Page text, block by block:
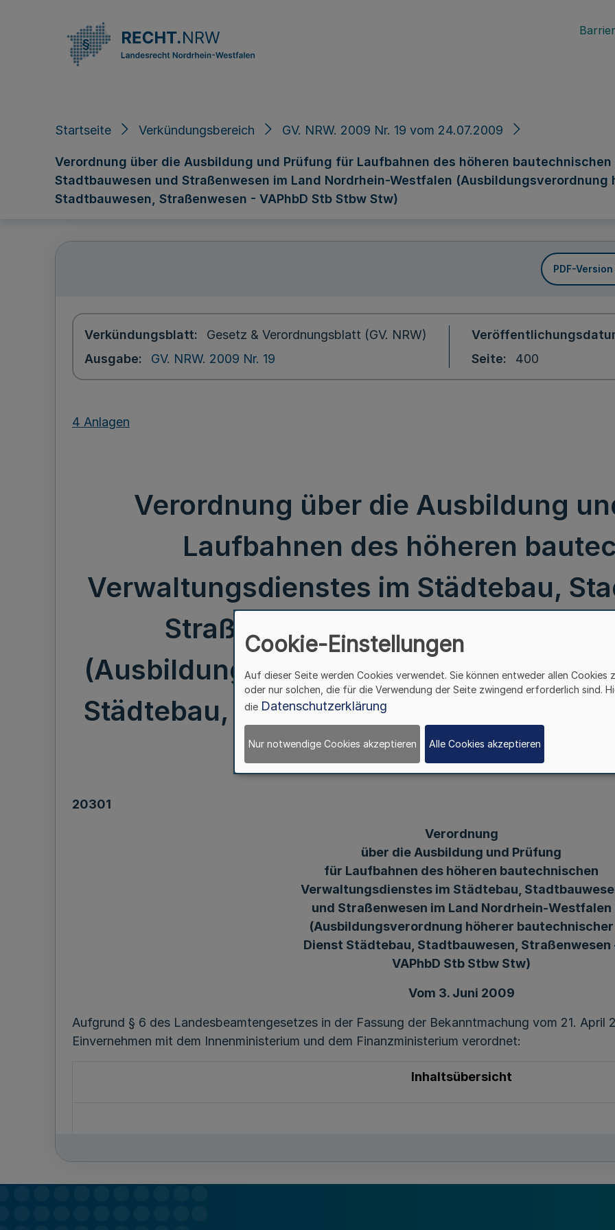
Startseite Verkündungsbereich GV. NRW. 2009 Nr. 19 vom 24.07.2009
Verordnung über die Ausbildung und Prüfung für Laufbahnen des höheren
Stadtbauwesen und Straßenwesen im Land Nordrhein-Westfalen
Stadtbauwesen, Straßenwesen - VAPhbD Stb Stbw Stw)
PDF-
Verkündungsblatt
Gesetz & Verordnungsblatt (GV. NRW)
Ausgabe
GV. NRW. 2009 Nr. 19
Seite
400
4 Anlagen
Verordnung über die Ausbildung
Laufbahnen des höheren
Verwaltungsdienstes im Städtebau,
Straßenwesen im Land
(Ausbildungsverordnung höherer
Städtebau, Stadtbauwesen,
Stbw Stw)
20301
Verordnung
über die Ausbildung und Prüfung
für Laufbahnen des höheren bautechnischen
Verwaltungsdienstes im Städtebau,
und Straßenwesen im Land Nordrhein-Westfalen
(Ausbildungsverordnung höherer bautechnischer
Dienst Städtebau, Stadtbauwesen, Straßenwesen
VAPhbD Stb Stbw Stw)
Vom 3. Juni 2009
Aufgrund § 6 des Landesbeamtengesetzes in der Fassung der Bekanntmachung vom 21. April
Einvernehmen mit dem Innenministerium und dem Finanzministerium verordnet:
Inhaltsübersicht
Teil 1
Cookie-Einstellungen
Auf dieser Seite werden Cookies verwendet. Sie können entweder allen Cookies
oder nur solchen, die für die Verwendung der Seite zwingend erforderlich sind.
die Datenschutzerklärung
Nur notwendige Cookies akzeptieren Alle Cookies akzeptieren